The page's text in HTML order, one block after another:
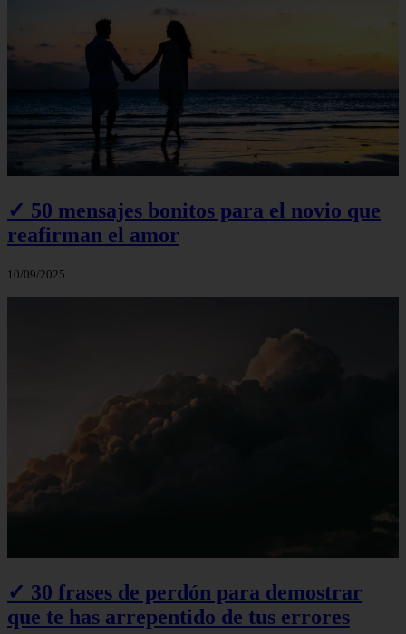
✓ 50 mensajes bonitos para el novio que
reafirman el amor
10/09/2025
✓ 30 frases de perdón para demostrar
que te has arrepentido de tus errores